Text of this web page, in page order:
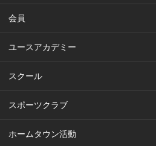
会員
ユースアカデミー
スクール
スポーツクラブ
ホームタウン活動